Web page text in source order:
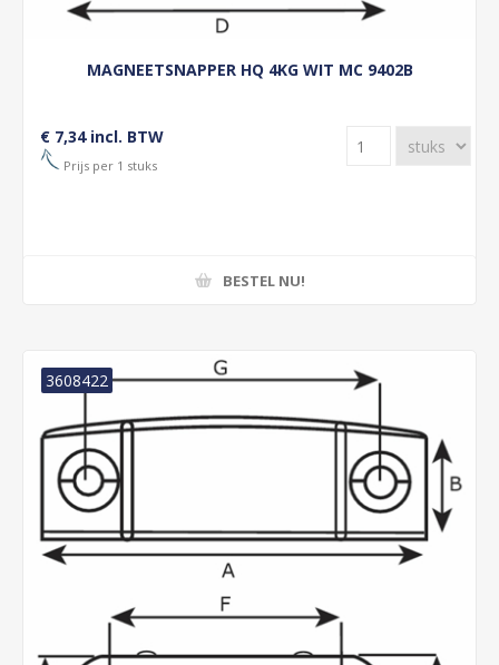
MAGNEETSNAPPER HQ 4KG WIT MC 9402B
€ 7,34 incl. BTW
Prijs per 1 stuks
BESTEL NU!
3608422